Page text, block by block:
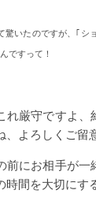
驚いたのですが、｢シ
ですって！
れ厳守ですよ、
よろしくご留
前にお相手が
間を大切にす